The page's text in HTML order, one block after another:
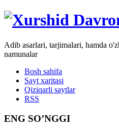
Adib asarlari, tarjimalari, hamda
namunalar
Bosh sahifa
Sayt xaritasi
Qiziqarli saytlar
RSS
ENG SO’NGGI